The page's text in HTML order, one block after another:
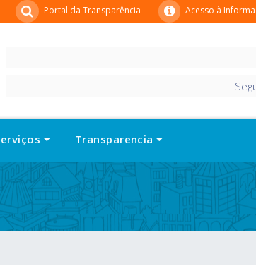
Acesso à
Portal da Transparência
Transparencia